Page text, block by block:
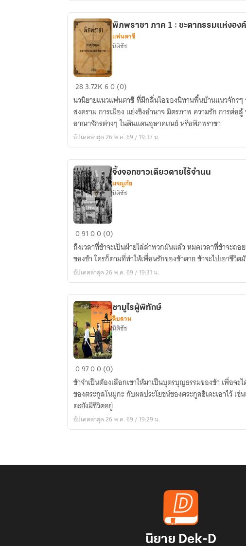
ถาม
ไม
พิภพ
ราชา
ภาค
1
:
ชะตา
แห่ง
องค์
รัชทายาท
พิภพราชา ภาค 1 : ชะตากรรมแห่งอง
แฟนตาซี
นิติชัช
283.72K60 (0)
นวนิยายแนวแฟนตาซี ที่มีกลิ่นไอของนิทานพื้นบ้านแนวจักรๆ
สงคราม การเมือง แย่งชิงอำนาจ มิตรภาพ ความรัก การต่อ
อาณาจักรต่างๆ ในดินแดนอุษาคเณย์ หรือพิภพราชา
อัปเดตล่าสุด 26 พ.ค. 69 / 19:37 น.
จิ้งจอก
ขาว
เดียว
ดาย
ไร้
จิ้งจอกขาวเดียวดายไร้จำนน
ผจญภัย
นิติชัช
09100 (0)
ถึงเวลาที่ข้าจะเป็นฝ่ายไล่ล่าพวกมันแล้ว หมดเวลาที่ข้าจะถ
ของข้า ใครก็ตามที่ทำให้เพื่อนรักของข้าตาย ข้าจะไปเอาชีวิต
อัปเดตล่าสุด 26 พ.ค. 69 / 19:31 น.
ซามูไร
ผู้
พิทักษ์
ซามูไรผู้พิทักษ์
สืบสวน
นิติชัช
09700 (0)
ข้าจำเป็นต้องเลือกเขาให้มาเป็นบุตรบุญธรรมของข้า เพื่อจะ
ของตระกูลโนมูกะ กับผลประโยชน์ของตระกูลฮิเดะเอาไว้ เช่
ตะยังมีชีวิตอยู่
อัปเดตล่าสุด 26 พ.ค. 69 / 19:29 น.
นิยาย Dek-D